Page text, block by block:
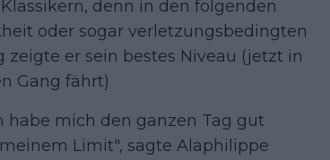
denn in den folgenden
oder sogar verletzungsbedingten
er sein bestes Niveau (jetzt in
Gang fährt)
habe mich den ganzen Tag gut
Limit", sagte Alaphilippe